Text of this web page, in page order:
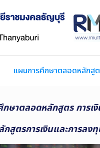
แผนการศึกษาตลอดหลักสู
กษาตลอดหลักสูตรการเ
กสูตรการเงินและการลง